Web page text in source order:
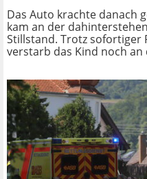
Das Auto krachte danach
kam an der
Stillstand. Trotz sofortiger
verstarb das Kind noch an